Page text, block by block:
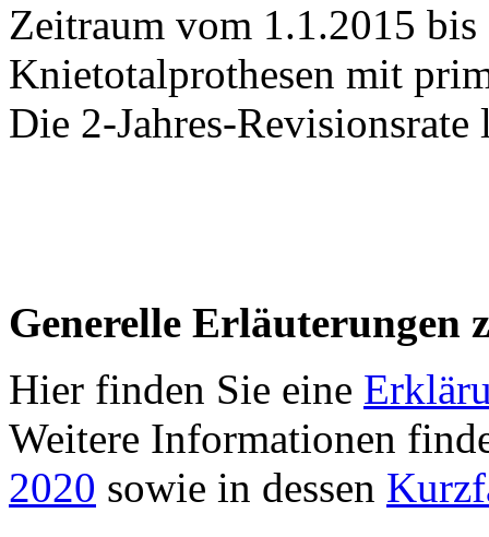
Zeitraum vom 1.1.2015
Knietotalprothesen mit
Die 2-Jahres-
Generelle Erläuterungen
Hier finden Sie eine
Weitere Informationen
2020 sowie in dessen